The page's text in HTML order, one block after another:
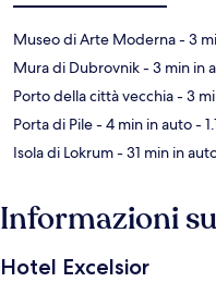
Museo di Arte Moderna- 3
Mura di Dubrovnik- 3 min in
Porto della città vecchia- 3
Porta di Pile- 4 min in auto-
Isola di Lokrum- 31 min in
Informazioni
Hotel Excelsior